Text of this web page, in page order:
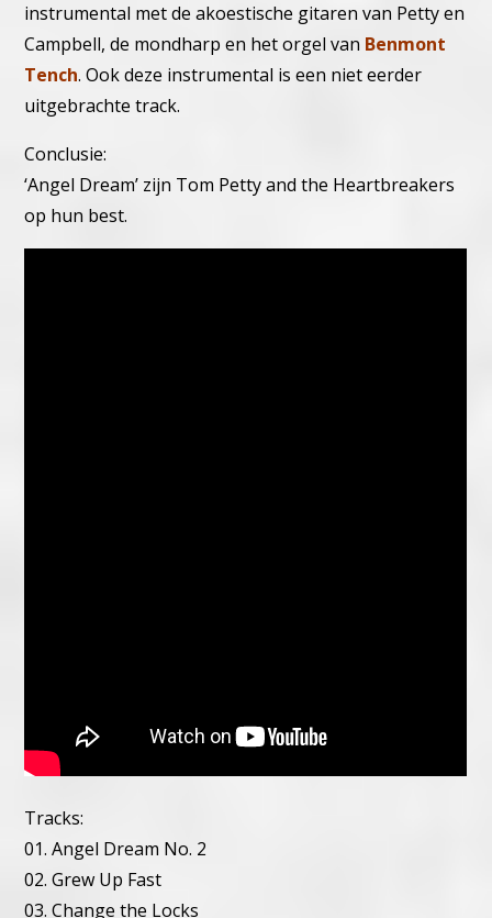
instrumental met de akoestische gitaren van Petty en
Campbell, de mondharp en het orgel van Benmont
Tench. Ook deze instrumental is een niet eerder
uitgebrachte track.
Conclusie:
‘Angel Dream’ zijn Tom Petty and the Heartbreakers
op hun best.
Tracks:
01. Angel Dream No. 2
02. Grew Up Fast
03. Change the Locks